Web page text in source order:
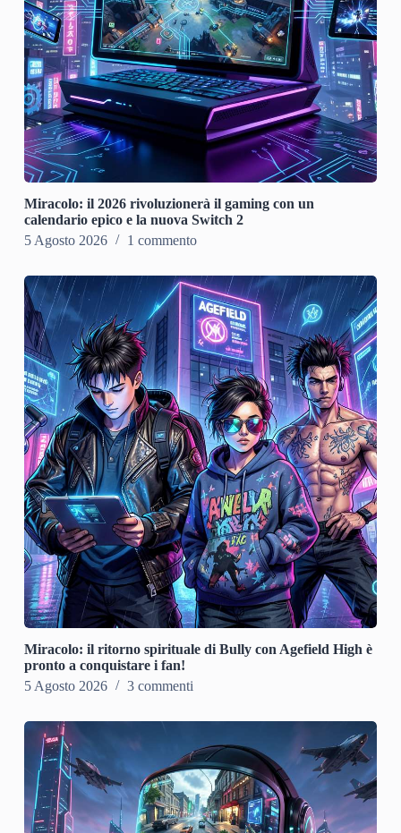
Miracolo: il 2026 rivoluzionerà il gaming con un
calendario epico e la nuova Switch 2
5 Agosto 2026
1 commento
Miracolo: il ritorno spirituale di Bully con Agefield High è
pronto a conquistare i fan!
5 Agosto 2026
3 commenti